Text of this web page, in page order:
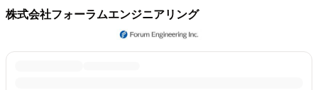
株式会社フォーラムエンジニアリング